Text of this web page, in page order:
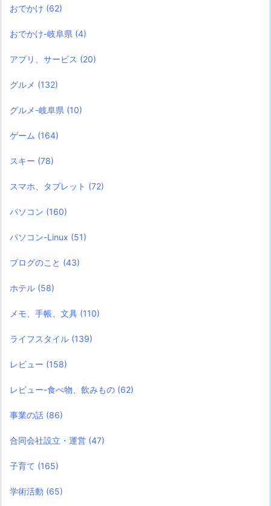
おでかけ (62)
おでかけ-岐阜県 (4)
アプリ、サービス (20)
グルメ (132)
グルメ-岐阜県 (10)
ゲーム (164)
スキー (78)
スマホ、タブレット (72)
パソコン (160)
パソコン-Linux (51)
ブログのこと (43)
ホテル (58)
メモ、手帳、文具 (110)
ライフスタイル (139)
レビュー (158)
レビュー-食べ物、飲みもの (62)
事業の話 (86)
合同会社設立・運営 (47)
子育て (165)
学術活動 (65)